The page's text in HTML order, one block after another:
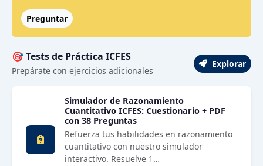
Preguntar
🎯 Tests de Práctica ICFES
Prepárate con ejercicios adicionales
Explorar
Simulador de Razonamiento
Cuantitativo ICFES: Cuestionario + PDF
con 38 Preguntas
Refuerza tus habilidades en razonamiento
cuantitativo con nuestro simulador
interactivo. Resuelve 1…